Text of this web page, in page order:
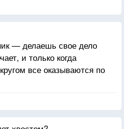
— делаешь свое дело
и только когда
все оказываются по